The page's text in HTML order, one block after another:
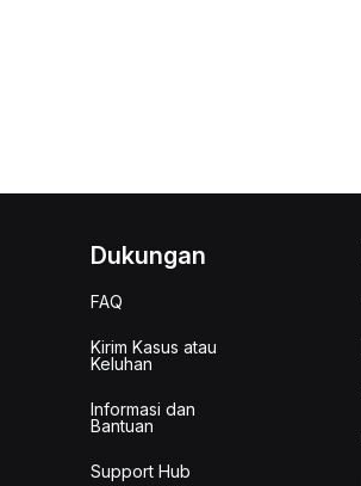
Dukungan
FAQ
Kirim Kasus atau
Keluhan
Informasi dan
Bantuan
Support Hub